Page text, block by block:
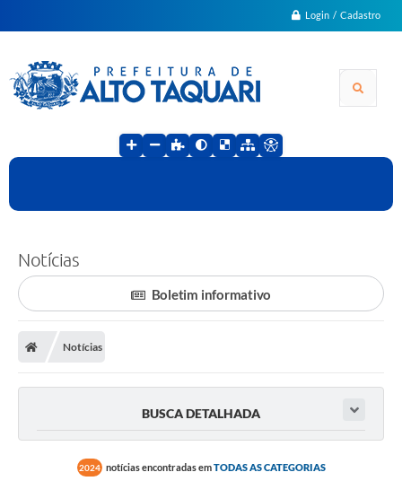
Login / Cadastro
Notícias
Boletim informativo
Notícias
BUSCA DETALHADA
2024 notícias encontradas emTODAS AS CATEGORIAS